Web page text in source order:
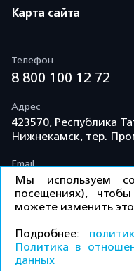
Карта сайта
Телефон
8 800 100 12 72
Адрес
423570, Республика
Нижнекамск, тер.
Email
info@td-kama.com
©ООО «Торговый дом
защищены.
Мы используем
посещениях),
можете изменить
Подробнее:
Политика в
данных